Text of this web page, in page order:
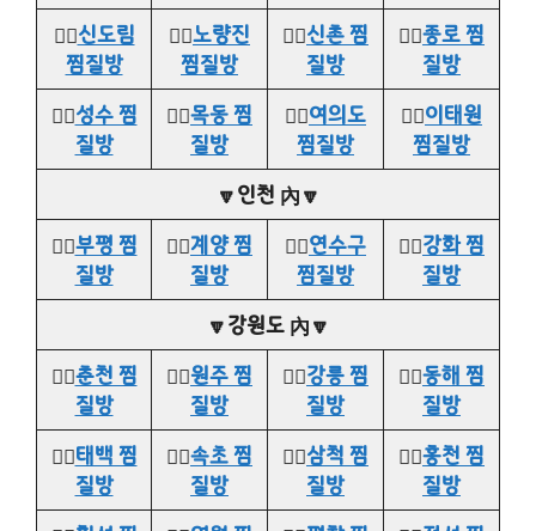
👉🏻신도림
찜질방
👉🏻노량진
찜질방
👉🏻신촌 찜
질방
👉🏻종로 찜
질방
👉🏻성수 찜
질방
👉🏻목동 찜
질방
👉🏻여의도
찜질방
👉🏻이태원
찜질방
🔽인천 內🔽
👉🏻부평 찜
질방
👉🏻계양 찜
질방
👉🏻연수구
찜질방
👉🏻강화 찜
질방
🔽강원도 內🔽
👉🏻춘천 찜
질방
👉🏻원주 찜
질방
👉🏻강릉 찜
질방
👉🏻동해 찜
질방
👉🏻태백 찜
질방
👉🏻속초 찜
질방
👉🏻삼척 찜
질방
👉🏻홍천 찜
질방